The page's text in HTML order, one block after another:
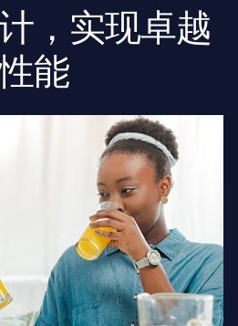
，实现卓越
能